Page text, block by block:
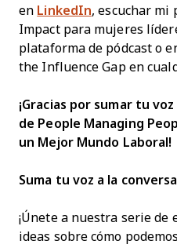
en LinkedIn, escuchar mi
Impact para mujeres
plataforma de pódcast o
the Influence Gap en
¡Gracias por sumar tu
de People Managing
un Mejor Mundo Laboral!
Suma tu voz a la
¡Únete a nuestra serie
ideas sobre cómo